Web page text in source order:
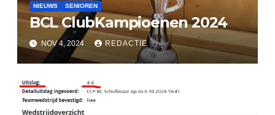
NIEUWS SENIOREN
BCL ClubKampioenen 2024
NOV 4, 2024 REDACTIE